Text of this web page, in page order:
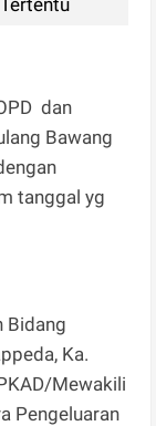
dan
Bawang
tanggal yg
Bidang
Ka.
Mewakili
Pengeluaran